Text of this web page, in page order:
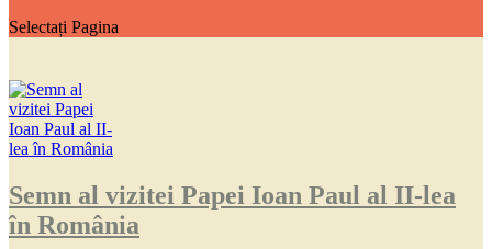
Selectați Pagina
Semn al vizitei Papei Ioan Paul al II-lea
în România